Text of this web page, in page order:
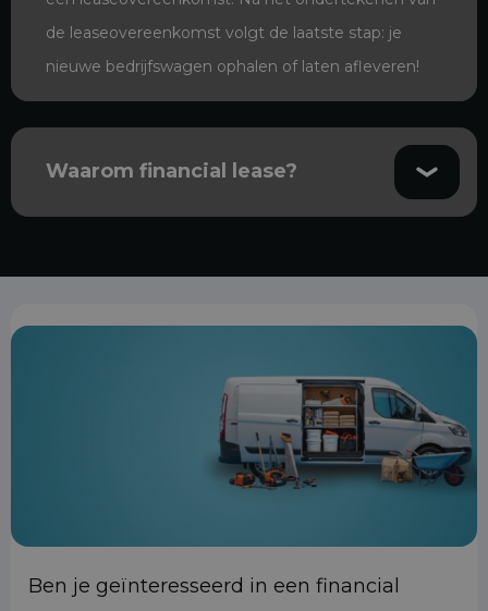
de leaseovereenkomst volgt de laatste stap: je
nieuwe bedrijfswagen ophalen of laten afleveren!
Waarom financial lease?
Ben je geïnteresseerd in een financial